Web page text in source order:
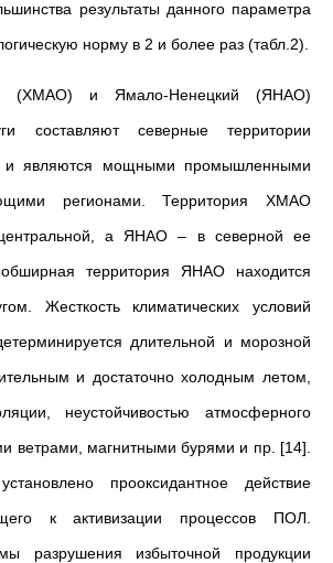
результаты данного параметра
норму в 2 и более раз (табл.2).
(ХМАО) и Ямало-Ненецкий (ЯНАО)
составляют северные территории
и являются мощными промышленными
регионами. Территория ХМАО
центральной, а ЯНАО – в северной ее
территория ЯНАО находится
Жесткость климатических условий
длительной и морозной
и достаточно холодным летом,
неустойчивостью атмосферного
ветрами, магнитными бурями и пр. [14].
прооксидантное действие
к активизации процессов ПОЛ.
разрушения избыточной продукции